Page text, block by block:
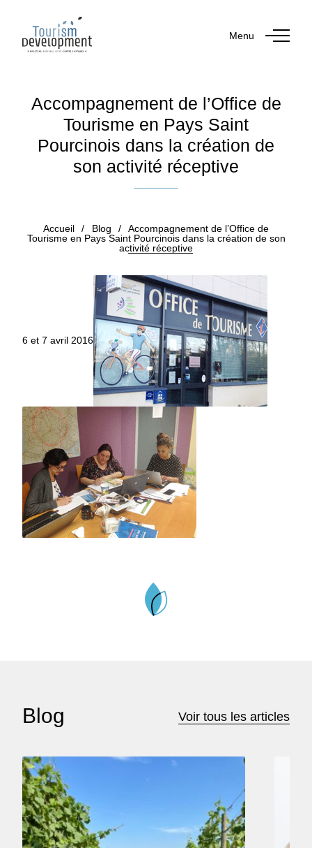
Menu
Accompagnement de l’Office de
Tourisme en Pays Saint
Pourcinois dans la création de
son activité réceptive
Accueil / Blog /
Accompagnement de l’Office de
Tourisme en Pays Saint Pourcinois dans la création de son
activité réceptive
6 et 7 avril 2016
Blog Voir tous les articles